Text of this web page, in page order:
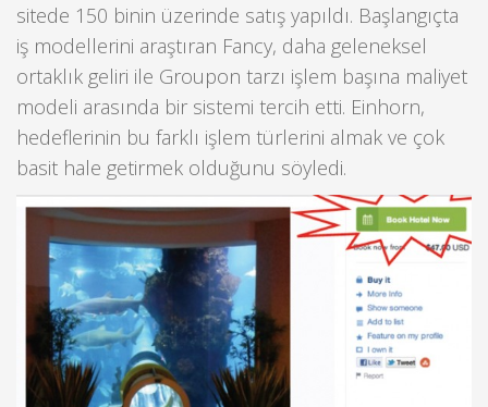
sitede 150 binin üzerinde satış yapıldı. Başlangıçta
iş modellerini araştıran Fancy, daha geleneksel
ortaklık geliri ile Groupon tarzı işlem başına maliyet
modeli arasında bir sistemi tercih etti. Einhorn,
hedeflerinin bu farklı işlem türlerini almak ve çok
basit hale getirmek olduğunu söyledi.